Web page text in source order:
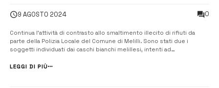
9 AGOSTO 2024 0
Continua l’attività di contrasto allo smaltimento illecito di rifiuti da
parte della Polizia Locale del Comune di Melilli. Sono stati due i
soggetti individuati dai caschi bianchi melillesi, intenti ad
comminata una sanzione amministrativa pecuniaria di euro 5 mila, in
LEGGI DI PIÙ